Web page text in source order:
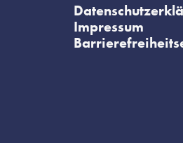
Impressum